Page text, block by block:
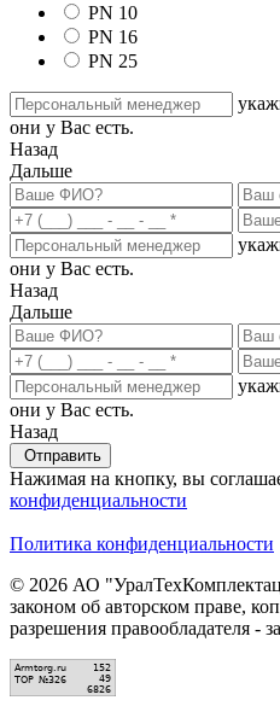
PN 10
PN 16
PN 25
они у Вас есть.
Назад
Дальше
они у Вас есть.
Назад
Дальше
они у Вас есть.
Назад
Отправить
Нажимая на кнопку, вы
конфиденциальности
Политика конфиденциальности
© 2026 АО
законом об авторском праве,
разрешения правообладателя -